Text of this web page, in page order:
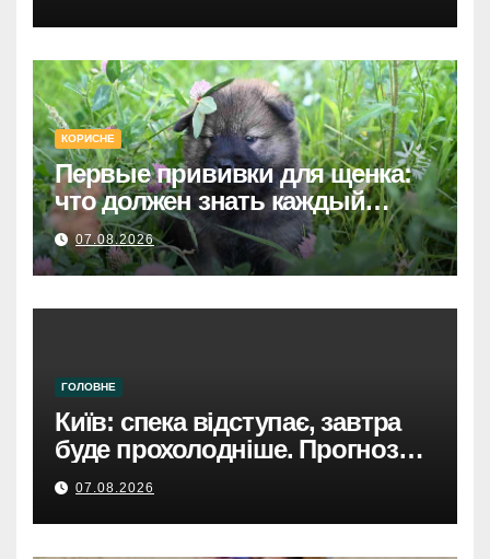
КОРИСНЕ
Первые прививки для щенка:
что должен знать каждый
хозяин
07.08.2026
ГОЛОВНЕ
Київ: спека відступає, завтра
буде прохолодніше. Прогноз
погоди
07.08.2026